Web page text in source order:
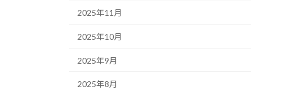
2025年11月
2025年10月
2025年9月
2025年8月